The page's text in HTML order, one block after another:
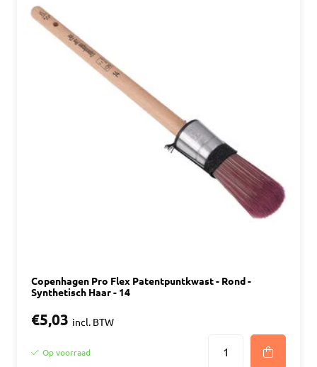
Copenhagen Pro Flex Patentpuntkwast - Rond -
Synthetisch Haar - 14
€5,03 incl. BTW
Op voorraad